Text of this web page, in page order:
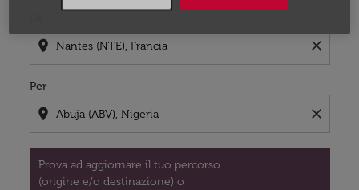
location_on close
Per
location_on close
Prova ad aggiornare il tuo percorso
(origine e/o destinazione) o